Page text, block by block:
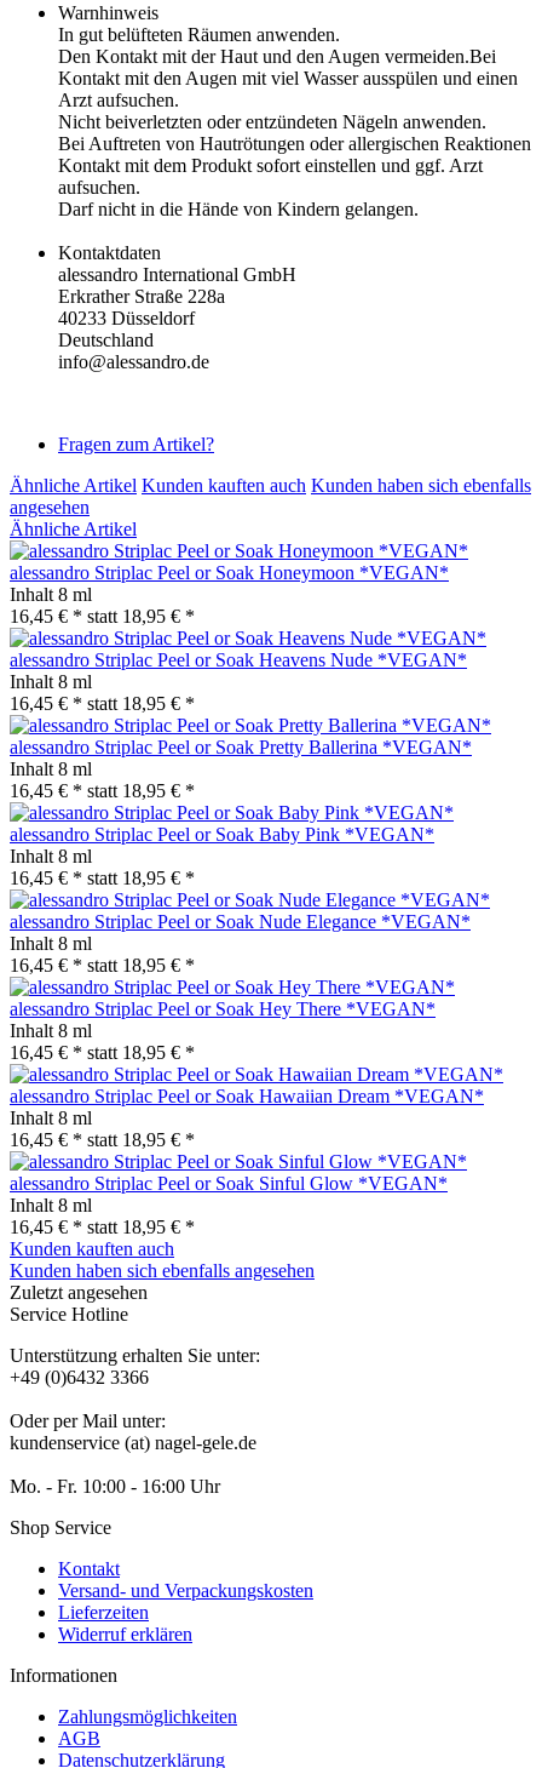
Warnhinweis
In gut belüfteten Räumen anwenden.
Den Kontakt mit der Haut und den Augen vermeiden.Bei
Kontakt mit den Augen mit viel Wasser ausspülen und einen
Arzt aufsuchen.
Nicht beiverletzten oder entzündeten Nägeln anwenden.
Bei Auftreten von Hautrötungen oder allergischen Reaktionen
Kontakt mit dem Produkt sofort einstellen und ggf. Arzt
aufsuchen.
Darf nicht in die Hände von Kindern gelangen.
Kontaktdaten
alessandro International GmbH
Erkrather Straße 228a
40233 Düsseldorf
Deutschland
info@alessandro.de
Fragen zum Artikel?
Ähnliche Artikel Kunden kauften auch Kunden haben sich ebenfalls
angesehen
Ähnliche Artikel
alessandro Striplac Peel or Soak Honeymoon *VEGAN*
Inhalt 8 ml
16,45 € * statt 18,95 € *
alessandro Striplac Peel or Soak Heavens Nude *VEGAN*
Inhalt 8 ml
16,45 € * statt 18,95 € *
alessandro Striplac Peel or Soak Pretty Ballerina *VEGAN*
Inhalt 8 ml
16,45 € * statt 18,95 € *
alessandro Striplac Peel or Soak Baby Pink *VEGAN*
Inhalt 8 ml
16,45 € * statt 18,95 € *
alessandro Striplac Peel or Soak Nude Elegance *VEGAN*
Inhalt 8 ml
16,45 € * statt 18,95 € *
alessandro Striplac Peel or Soak Hey There *VEGAN*
Inhalt 8 ml
16,45 € * statt 18,95 € *
alessandro Striplac Peel or Soak Hawaiian Dream *VEGAN*
Inhalt 8 ml
16,45 € * statt 18,95 € *
alessandro Striplac Peel or Soak Sinful Glow *VEGAN*
Inhalt 8 ml
16,45 € * statt 18,95 € *
Kunden kauften auch
Kunden haben sich ebenfalls angesehen
Zuletzt angesehen
Service Hotline
Unterstützung erhalten Sie unter:
+49 (0)6432 3366
Oder per Mail unter:
kundenservice (at) nagel-gele.de
Mo. - Fr. 10:00 - 16:00 Uhr
Shop Service
Kontakt
Versand- und Verpackungskosten
Lieferzeiten
Widerruf erklären
Informationen
Zahlungsmöglichkeiten
AGB
Datenschutzerklärung